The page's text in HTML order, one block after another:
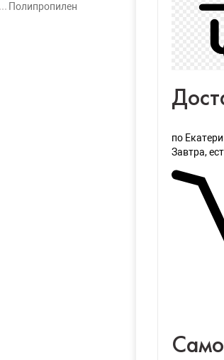
Полипропилен
по
Завтра,